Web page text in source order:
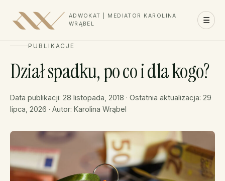
ADWOKAT | MEDIATOR KAROLINA
WRĄBEL
☰
PUBLIKACJE
Dział spadku, po co i dla kogo?
Data publikacji: 28 listopada, 2018 · Ostatnia aktualizacja: 29
lipca, 2026 · Autor: Karolina Wrąbel